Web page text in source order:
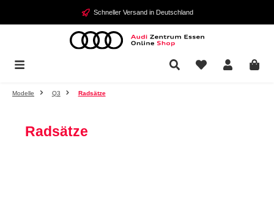
Zum Hauptinhalt springen Schneller Versand in Deutschland
Modelle Q3 Radsätze
Radsätze